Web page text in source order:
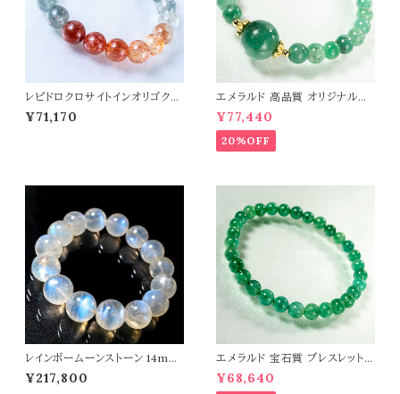
レピドロクロサイトインオリゴクレ
ース 10mm ブレスレット パワー
ストーン 天然石 t0467
¥71,170
エメラルド 高品質 オリジナルデ
ザイン ブレスレット パワーストー
ン 天然石 t0545
¥77,440
20%OFF
レインボームーンストーン 14mm
ブレスレット 曹灰長石 パワース
トーン 天然石 t0581
¥217,800
エメラルド 宝石質 ブレスレット
パワーストーン 天然石 t0544
¥68,640